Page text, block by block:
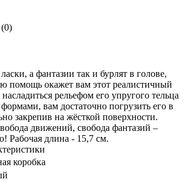
а фантазии так и бурлят в голове,
помощь окажет вам этот реалистичный
рельефом его упругого тельца
вам достаточно погрузить его в
закрепив на жёсткой поверхности.
движений, свобода фантазий –
Рабочая длина - 15,7 см.
коробка